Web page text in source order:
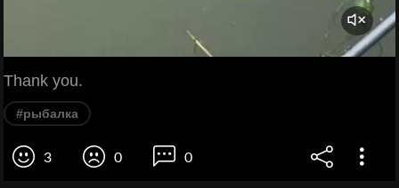
Thank you.
#рыбалка
3 0 0